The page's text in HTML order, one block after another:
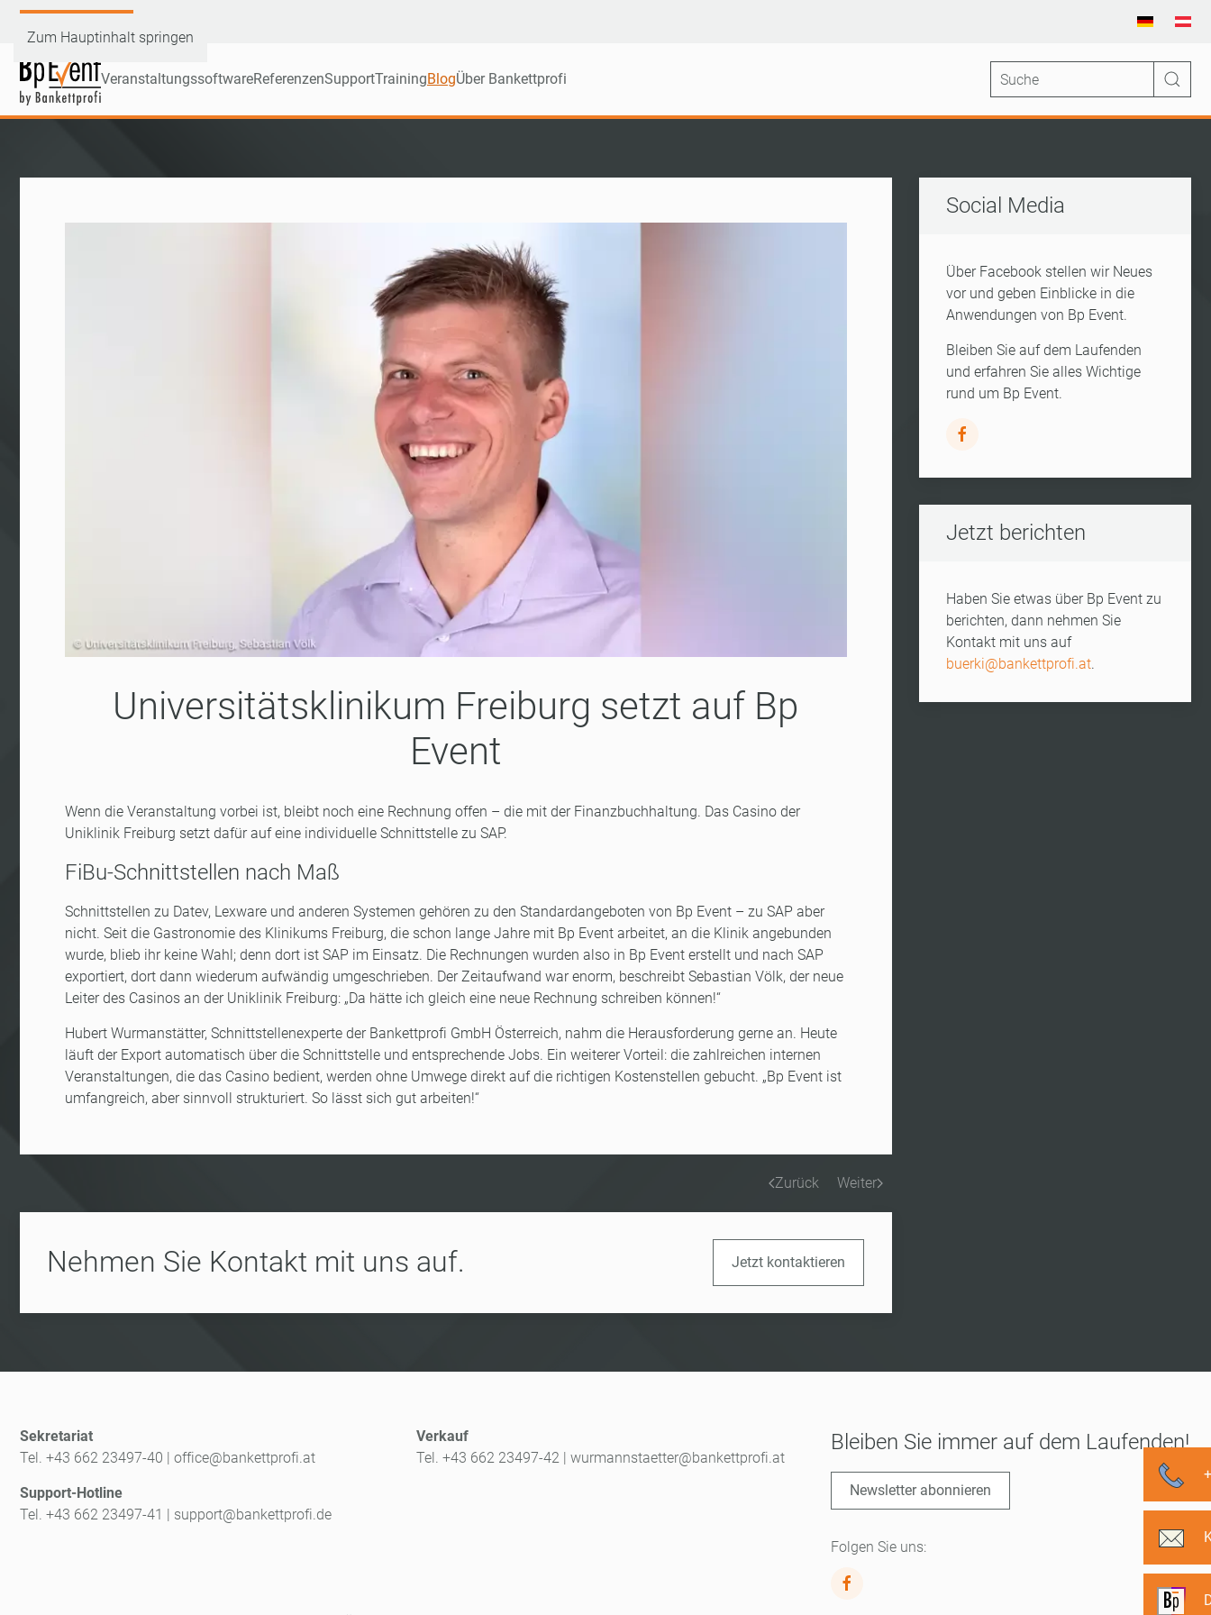
Zum Hauptinhalt springen
VeranstaltungssoftwareReferenzenSupportTrainingBlogÜber Bankettprofi
Universitätsklinikum Freiburg setzt auf Bp
Event
Wenn die Veranstaltung vorbei ist, bleibt noch eine Rechnung offen – die mit der Finanzbuchhaltung. Das Casino der
Uniklinik Freiburg setzt dafür auf eine individuelle Schnittstelle zu SAP.
FiBu-Schnittstellen nach Maß
Schnittstellen zu Datev, Lexware und anderen Systemen gehören zu den Standardangeboten von Bp Event – zu SAP aber
nicht. Seit die Gastronomie des Klinikums Freiburg, die schon lange Jahre mit Bp Event arbeitet, an die Klinik angebunden
wurde, blieb ihr keine Wahl; denn dort ist SAP im Einsatz. Die Rechnungen wurden also in Bp Event erstellt und nach SAP
exportiert, dort dann wiederum aufwändig umgeschrieben. Der Zeitaufwand war enorm, beschreibt Sebastian Völk, der neue
Leiter des Casinos an der Uniklinik Freiburg: „Da hätte ich gleich eine neue Rechnung schreiben können!“
Hubert Wurmanstätter, Schnittstellenexperte der Bankettprofi GmbH Österreich, nahm die Herausforderung gerne an. Heute
läuft der Export automatisch über die Schnittstelle und entsprechende Jobs. Ein weiterer Vorteil: die zahlreichen internen
Veranstaltungen, die das Casino bedient, werden ohne Umwege direkt auf die richtigen Kostenstellen gebucht. „Bp Event ist
umfangreich, aber sinnvoll strukturiert. So lässt sich gut arbeiten!“
Zurück Weiter
Nehmen Sie Kontakt mit uns auf. Jetzt kontaktieren
Social Media
Über Facebook stellen wir Neues
vor und geben Einblicke in die
Anwendungen von Bp Event.
Bleiben Sie auf dem Laufenden
und erfahren Sie alles Wichtige
rund um Bp Event.
Jetzt berichten
Haben Sie etwas über Bp Event zu
berichten, dann nehmen Sie
Kontakt mit uns auf
buerki@bankettprofi.at.
Sekretariat
Tel. +43 662 23497-40 | office@bankettprofi.at
Support-Hotline
Tel. +43 662 23497-41 | support@bankettprofi.de
Verkauf
Tel. +43 662 23497-42 | wurmannstaetter@bankettprofi.at
Bleiben Sie immer auf dem Laufenden!
Newsletter abonnieren
Folgen Sie uns: